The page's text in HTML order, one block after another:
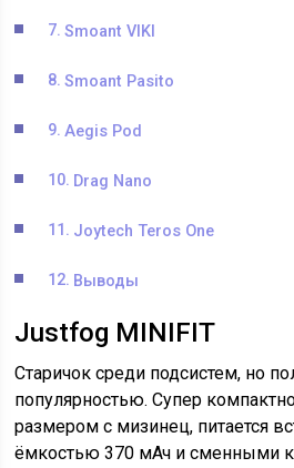
Smoant VIKI
Smoant Pasito
Aegis Pod
Drag Nano
Joytech Teros One
Выводы
Justfog MINIFIT
Старичок среди подсистем, но
популярностью. Cупер
размером с мизинец, питается
ёмкостью 370 мАч и сменными